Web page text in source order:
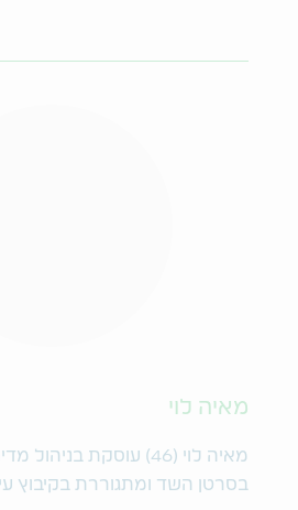
מאיה לוי
מאיה לוי (46) עוסקת
בסרטן השד ומתגוררת בקיבוץ